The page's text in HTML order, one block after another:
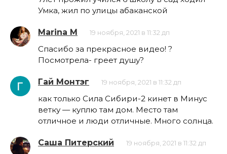
Умка, жил по улицы абаканской
Marina M 19 ноября, 2021 в 11:32 дп
Спасибо за прекрасное видео! ?
Посмотрела- греет душу?
Гай Монтэг 19 ноября, 2021 в 11:32 дп
как только Сила Сибири-2 кинет в Минус
ветку — куплю там дом. Место там
отличное и люди отличные. Много солнца.
Саша Питерский 19 ноября, 2021 в 11:32 дп